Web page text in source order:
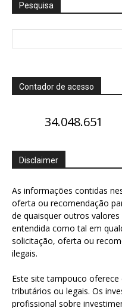
Pesquisa
Contador de acesso
34.048.651
Disclaimer
As informações contidas
oferta ou recomendação
de quaisquer outros
entendida como tal em
solicitação, oferta ou
ilegais.
Este site tampouco
tributários ou legais. Os
profissional sobre